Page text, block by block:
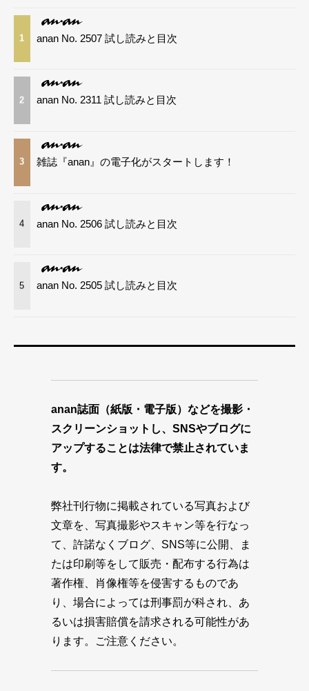
1 anan No. 2507 試し読みと目次
2 anan No. 2311 試し読みと目次
3 雑誌『anan』の電子化がスタートします！
4 anan No. 2506 試し読みと目次
5 anan No. 2505 試し読みと目次
anan誌面（紙版・電子版）などを撮影・
スクリーンショットし、SNSやブログに
アップすることは法律で禁止されていま
す。
弊社刊行物に掲載されている写真および
文章を、写真撮影やスキャン等を行なっ
て、許諾なくブログ、SNS等に公開、ま
たは印刷等をして販売・配布する行為は
著作権、肖像権等を侵害するものであ
り、場合によっては刑事罰が科され、あ
るいは損害賠償を請求される可能性があ
ります。ご注意ください。